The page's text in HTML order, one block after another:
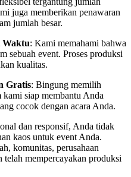
juga memberikan penawaran
jumlah besar.
Waktu: Kami memahami bahwa
sebuah event. Proses produksi
kualitas.
Gratis: Bingung memilih
kami siap membantu Anda
cocok dengan acara Anda.
dan responsif, Anda tidak
kaos untuk event Anda.
komunitas, perusahaan
telah mempercayakan produksi